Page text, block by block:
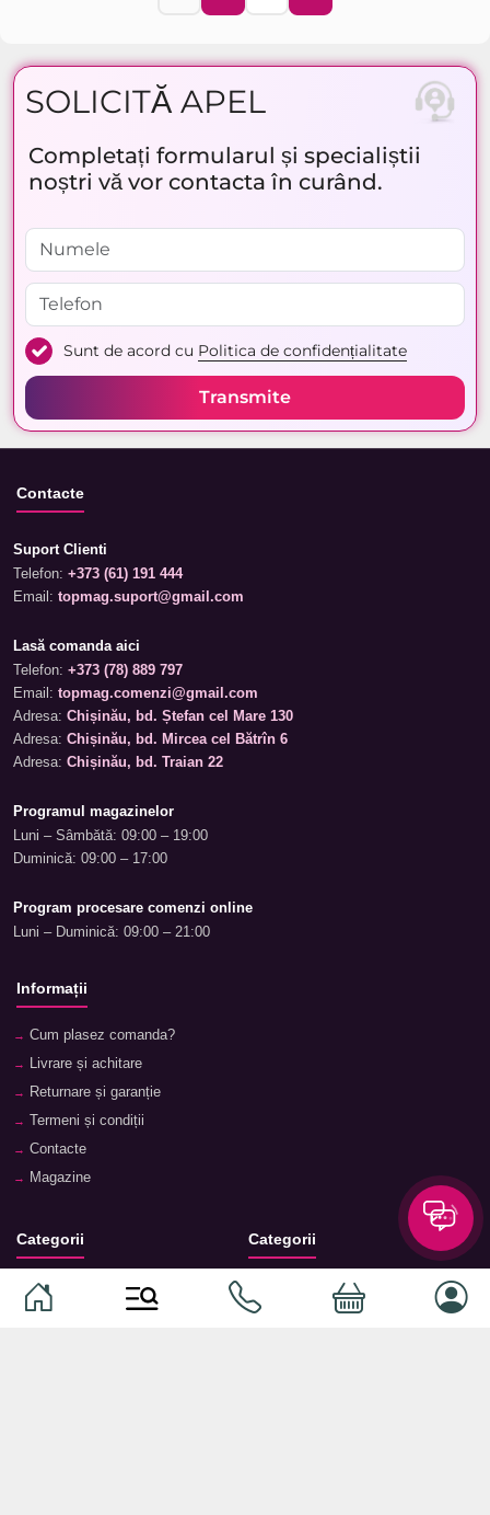
SOLICITĂ APEL
Completați formularul și specialiștii
noștri vă vor contacta în curând.
Sunt de acord cu Politica de confidențialitate
Transmite
Contacte
Suport Clienti
Telefon: +373 (61) 191 444
Email: topmag.suport@gmail.com
Lasă comanda aici
Telefon: +373 (78) 889 797
Email: topmag.comenzi@gmail.com
Adresa: Chișinău, bd. Ștefan cel Mare 130
Adresa: Chișinău, bd. Mircea cel Bătrîn 6
Adresa: Chișinău, bd. Traian 22
Programul magazinelor
Luni – Sâmbătă: 09:00 – 19:00
Duminică: 09:00 – 17:00
Program procesare comenzi online
Luni – Duminică: 09:00 – 21:00
Informații
Cum plasez comanda?
Livrare și achitare
Returnare și garanție
Termeni și condiții
Contacte
Magazine
Categorii
Animale de companie
Vaucher TopMag
Categorii
Componente
Echipamente de rețea